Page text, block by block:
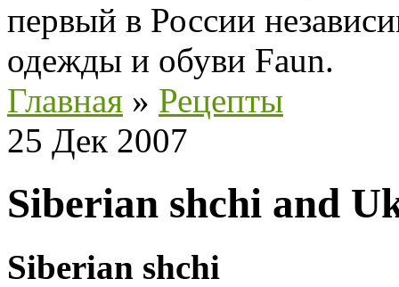
первый в России
одежды и обуви Faun.
Главная » Рецепты
25 Дек 2007
Siberian shchi and
Siberian shchi